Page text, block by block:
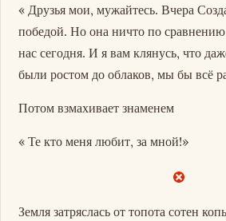
« Друзья мои, мужайтесь. Вчера
победой. Но она ничто по сравнению
нас сегодня. И я вам клянусь, что
были ростом до облаков, мы бы всё
Потом взмахивает знаменем
« Те кто меня любит, за мной!»
Земля затряслась от топота сотен